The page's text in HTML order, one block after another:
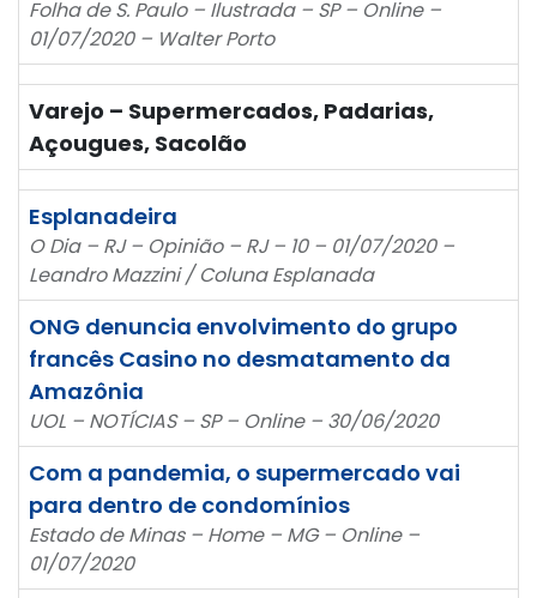
Folha de S. Paulo – Ilustrada – SP – Online –
01/07/2020 – Walter Porto
Varejo – Supermercados, Padarias,
Açougues, Sacolão
Esplanadeira
O Dia – RJ – Opinião – RJ – 10 – 01/07/2020 –
Leandro Mazzini / Coluna Esplanada
ONG denuncia envolvimento do grupo
francês Casino no desmatamento da
Amazônia
UOL – NOTÍCIAS – SP – Online – 30/06/2020
Com a pandemia, o supermercado vai
para dentro de condomínios
Estado de Minas – Home – MG – Online –
01/07/2020